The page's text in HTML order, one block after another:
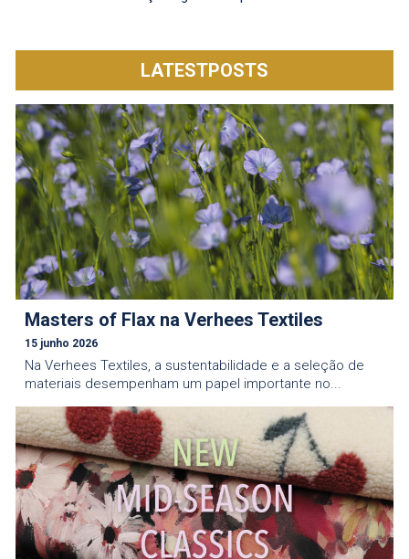
LATESTPOSTS
Masters of Flax na Verhees Textiles
15 junho 2026
Na Verhees Textiles, a sustentabilidade e a seleção de
materiais desempenham um papel importante no...